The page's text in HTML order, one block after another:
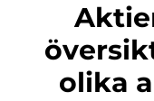
Aktier Boliden: En
olika